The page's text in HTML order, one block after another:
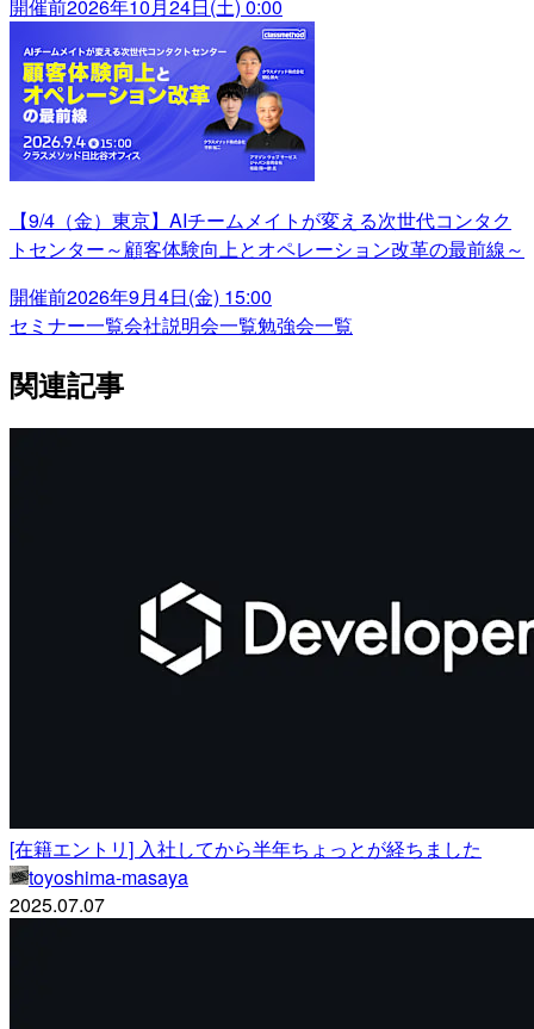
開催前2026年10月24日(土) 0:00
【9/4（金）東京】AIチームメイトが変える次世代コンタク
トセンター～顧客体験向上とオペレーション改革の最前線～
開催前2026年9月4日(金) 15:00
セミナー一覧会社説明会一覧勉強会一覧
関連記事
[在籍エントリ] 入社してから半年ちょっとが経ちました
toyoshima-masaya
2025.07.07